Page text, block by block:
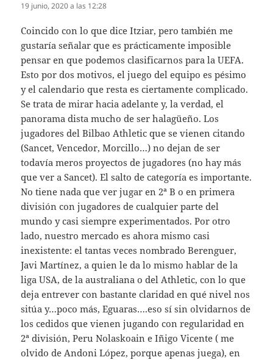
19 junio, 2020 a las 12:28
Coincido con lo que dice Itziar, pero también me
gustaría señalar que es prácticamente imposible
pensar en que podemos clasificarnos para la UEFA.
Esto por dos motivos, el juego del equipo es pésimo
y el calendario que resta es ciertamente complicado.
Se trata de mirar hacia adelante y, la verdad, el
panorama dista mucho de ser halagüeño. Los
jugadores del Bilbao Athletic que se vienen citando
(Sancet, Vencedor, Morcillo…) no dejan de ser
todavía meros proyectos de jugadores (no hay más
que ver a Sancet). El salto de categoría es importante.
No tiene nada que ver jugar en 2ª B o en primera
división con jugadores de cualquier parte del
mundo y casi siempre experimentados. Por otro
lado, nuestro mercado es ahora mismo casi
inexistente: el tantas veces nombrado Berenguer,
Javi Martínez, a quien le da lo mismo hablar de la
liga USA, de la australiana o del Athletic, con lo que
deja entrever con bastante claridad en qué nivel nos
sitúa y…poco más, Eguaras….eso sí sin olvidarnos de
los cedidos que vienen jugando con regularidad en
2ª división, Peru Nolaskoain e Iñigo Vicente ( me
olvido de Andoni López, porque apenas juega), en